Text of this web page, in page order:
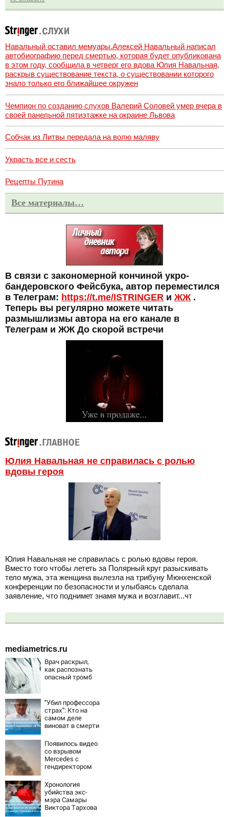
Навальный оставил мемуары.Алексей Навальный написал
автобиографию перед смертью, которая будет опубликована
в этом году, сообщила в четверг его вдова Юлия Навальная,
раскрыв существование текста, о существовании которого
знало только его ближайшее окружен
Чемпион по созданию слухов Валерий Соловей умер вчера в
своей панельной пятиэтажке на окраине Львова
Собчак из Литвы передала на волю маляву
Украсть все и сесть
Рецепты Путина
Все материалы…
В связи с закономерной кончиной укро-
бандеровского Фейсбука, автор переместился
в Телеграм: https://t.me/ISTRINGER и ЖЖ .
Теперь вы регулярно можете читать
размышлизмы автора на его канале в
Телеграм и ЖЖ До скорой встречи
Юлия Навальная не справилась с ролью
вдовы героя
Юлия Навальная не справилась с ролью вдовы героя.
Вместо того чтобы лететь за Полярный круг разыскивать
тело мужа, эта женщина вылезла на трибуну Мюнхенской
конференции по безопасности и улыбаясь сделала
заявление, что поднимет знамя мужа и возглавит...чт
mediametrics.ru
Врач раскрыл,
как распознать
опасный тромб
"Убил профессора
страх": Кто на
самом деле
виноват в смерти
остановившего
мальчишек на
поле с горохом
Появилось видео
со взрывом
Mercedes с
гендиректором
» на Урале
Хронология
убийства экс-
мэра Самары
Виктора Тархова